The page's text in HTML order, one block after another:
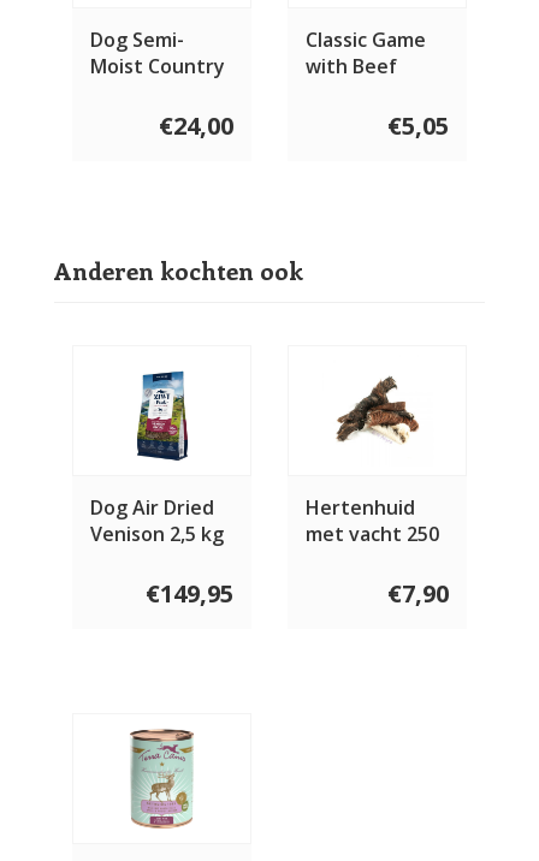
Dog Semi-
Moist Country
€24,00
Classic Game
with Beef
€5,05
Anderen kochten ook
Dog Air Dried
Venison 2,5 kg
€149,95
Hertenhuid
met vacht 250
€7,90